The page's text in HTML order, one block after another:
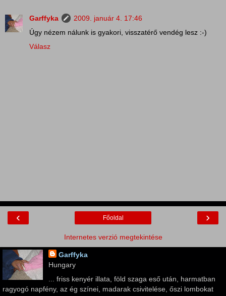
Garffyka
2009. január 4. 17:46
Úgy nézem nálunk is gyakori, visszatérő vendég lesz :-)
Válasz
‹ ›
Főoldal
Internetes verzió megtekintése
Garffyka
Hungary
... friss kenyér illata, föld szaga eső után, harmatban
ragyogó napfény, az ég színei, madarak csivitelése, őszi lombokat